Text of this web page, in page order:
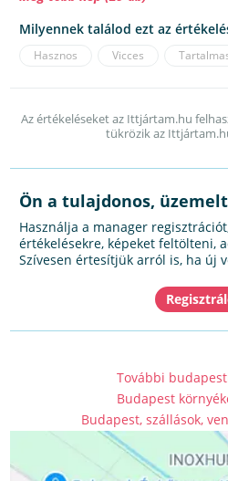
Milyennek találod ezt az
Hasznos Vicces
Az értékeléseket az Ittjártam.hu
tükrözik az
Ön a tulajdonos,
Használja a manager
értékelésekre, képeket feltölteni,
Szívesen értesítjük arról is, ha új
További
Budapest
Budapest, szállások,